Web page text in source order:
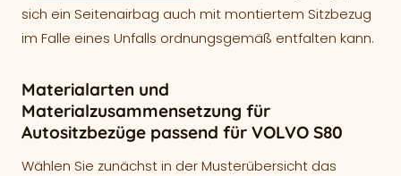
sich ein Seitenairbag auch mit montiertem Sitzbezug
im Falle eines Unfalls ordnungsgemäß entfalten kann.
Materialarten und
Materialzusammensetzung für
Autositzbezüge passend für VOLVO S80
Wählen Sie zunächst in der Musterübersicht das